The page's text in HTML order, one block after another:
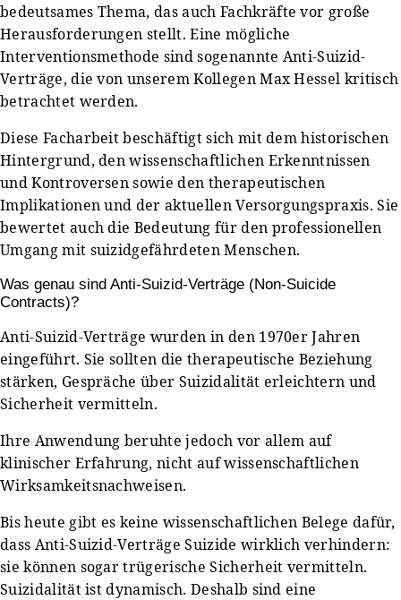
bedeutsames Thema, das auch Fachkräfte vor große
Herausforderungen stellt. Eine mögliche
Interventionsmethode sind sogenannte Anti-Suizid-
Verträge, die von unserem Kollegen Max Hessel kritisch
betrachtet werden.
Diese Facharbeit beschäftigt sich mit dem historischen
Hintergrund, den wissenschaftlichen Erkenntnissen
und Kontroversen sowie den therapeutischen
Implikationen und der aktuellen Versorgungspraxis. Sie
bewertet auch die Bedeutung für den professionellen
Umgang mit suizidgefährdeten Menschen.
Was genau sind Anti-Suizid-Verträge (Non-Suicide
Contracts)?
Anti-Suizid-Verträge wurden in den 1970er Jahren
eingeführt. Sie sollten die therapeutische Beziehung
stärken, Gespräche über Suizidalität erleichtern und
Sicherheit vermitteln.
Ihre Anwendung beruhte jedoch vor allem auf
klinischer Erfahrung, nicht auf wissenschaftlichen
Wirksamkeitsnachweisen.
Bis heute gibt es keine wissenschaftlichen Belege dafür,
dass Anti-Suizid-Verträge Suizide wirklich verhindern:
sie können sogar trügerische Sicherheit vermitteln.
Suizidalität ist dynamisch. Deshalb sind eine